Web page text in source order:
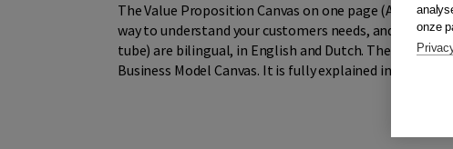
The Value Proposition Canvas on one page (A0
way to understand your customers needs, and design
tube) are bilingual, in English and Dutch. The Value
Business Model Canvas. It is fully explained in the book
onze